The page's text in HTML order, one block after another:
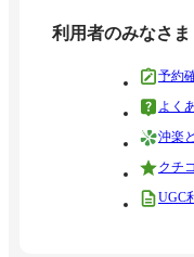
利用者のみなさま
予約
よく
沖楽
クチ
UGC